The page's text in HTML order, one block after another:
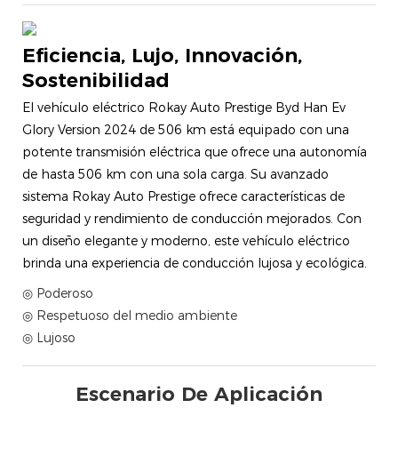
Eficiencia, Lujo, Innovación,
Sostenibilidad
El vehículo eléctrico Rokay Auto Prestige Byd Han Ev
Glory Version 2024 de 506 km está equipado con una
potente transmisión eléctrica que ofrece una autonomía
de hasta 506 km con una sola carga. Su avanzado
sistema Rokay Auto Prestige ofrece características de
seguridad y rendimiento de conducción mejorados. Con
un diseño elegante y moderno, este vehículo eléctrico
brinda una experiencia de conducción lujosa y ecológica.
◎ Poderoso
◎ Respetuoso del medio ambiente
◎ Lujoso
Escenario De Aplicación